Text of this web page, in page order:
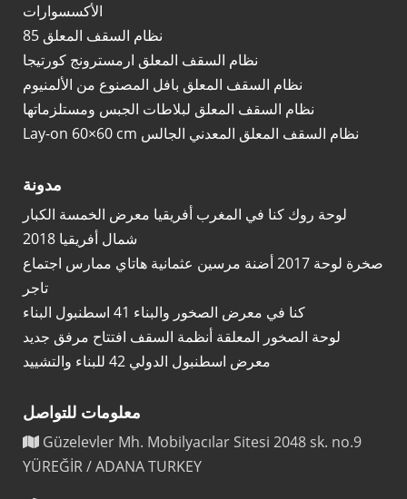
الأكسسوارات
نظام السقف المعلق 85
نظام السقف المعلق ارمسترونج كورتيجا
نظام السقف المعلق بافل المصنوع من الألمنيوم
نظام السقف المعلق لبلاطات الجبس ومستلزماتها
Lay-on 60×60 cm نظام السقف المعلق المعدني الجالس
مدونة
لوحة روك كنا في المغرب أفريقيا معرض الخمسة الكبار
شمال أفريقيا 2018
صخرة لوحة 2017 أضنة مرسين عثمانية هاتاي ممارس اجتماع
تاجر
كنا في معرض الصخور والبناء 41 اسطنبول البناء
لوحة الصخور المعلقة أنظمة السقف افتتاح مرفق جديد
معرض اسطنبول الدولي 42 للبناء والتشييد
معلومات للتواصل
Güzelevler Mh. Mobilyacılar Sitesi 2048 sk. no.9
YÜREĞİR / ADANA TURKEY